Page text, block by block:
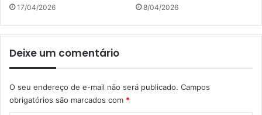
17/04/2026 8/04/2026
Deixe um comentário
O seu endereço de e-mail não será publicado. Campos
obrigatórios são marcados com *